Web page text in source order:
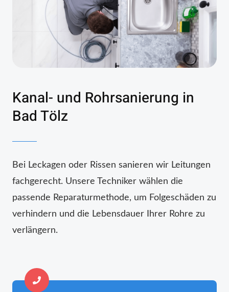
Kanal- und Rohrsanierung in
Bad Tölz
Bei Leckagen oder Rissen sanieren wir Leitungen
fachgerecht. Unsere Techniker wählen die
passende Reparaturmethode, um Folgeschäden zu
verhindern und die Lebensdauer Ihrer Rohre zu
verlängern.